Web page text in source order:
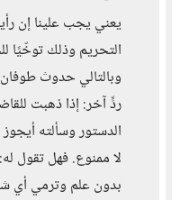
يعني يجب علينا إن
التحريم وذلك توخّيًا
وبالتالي حدوث
ردٍّ آخر: إذا ذهبت
لا ممنوع. فهل تقول
بدون علم وترمي أي